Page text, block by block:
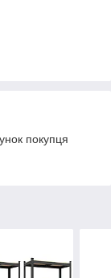
покупця